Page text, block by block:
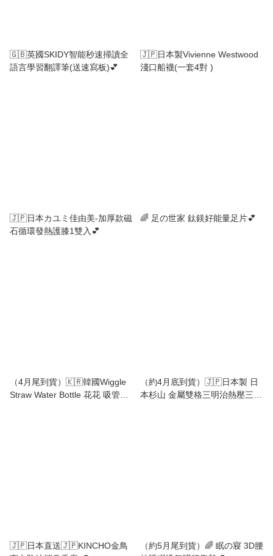
🇬🇧英國SKIDY智能秒速掃讀全
語言學習翻譯筆(送速寫板)💕
🇯🇵日本製Vivienne Westwood
淺口船襪(一套4對 )
🇯🇵日本カユミ佳由美-加厚款磁
石循環發熱護膝1雙入💕
🌈 足の世家 鈦鎂好能量足片💕
（4月尾到貨）🇰🇷韓國Wiggle
Straw Water Bottle 花花 吸管式
（約4月底到貨）🇯🇵日本製 日
本杉山 金屬雙格三明治熱壓三文
🇯🇵日本直送🇯🇵KINCHO金鳥
（約5月尾到貨）🌈 眠の寢 3D腰